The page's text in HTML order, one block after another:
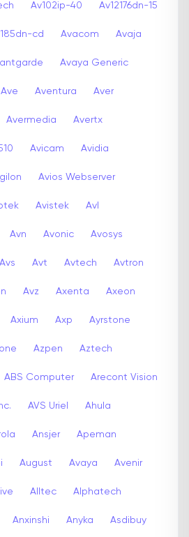
Av102ip-40 Av12176dn-15
cd Avacom Avaja
Avaya Generic
Ave Aventura Aver
Avermedia Avertx
Avicam Avidia
Avios Webserver
Avistek Avl
Avn Avonic Avosys
Avs Avt Avtech Avtron
Avz Axenta Axeon
Axium Axp Ayrstone
Azpen Aztech
ABS Computer Arecont Vision
AVS Uriel Ahula
Ansjer Apeman
August Avaya Avenir
Alltec Alphatech
Anxinshi Anyka Asdibuy